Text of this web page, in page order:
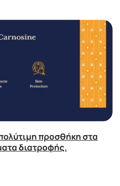
προσθήκη στα
διατροφής.